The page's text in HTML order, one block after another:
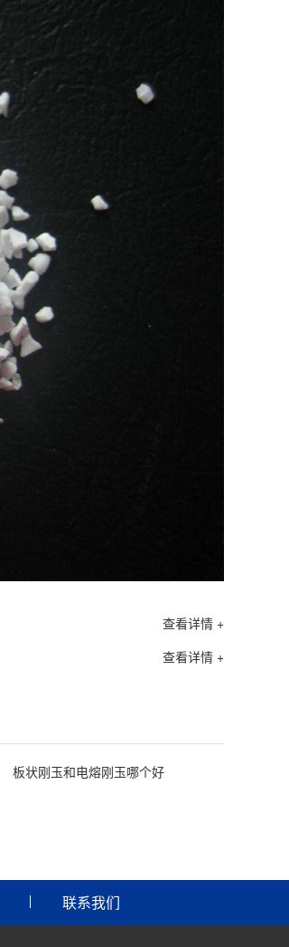
查看详情 +
查看详情 +
板状刚玉和电熔刚玉哪个好
联系我们